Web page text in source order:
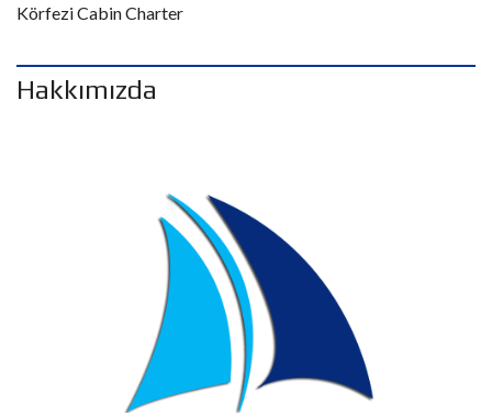
Körfezi Cabin Charter
Hakkımızda